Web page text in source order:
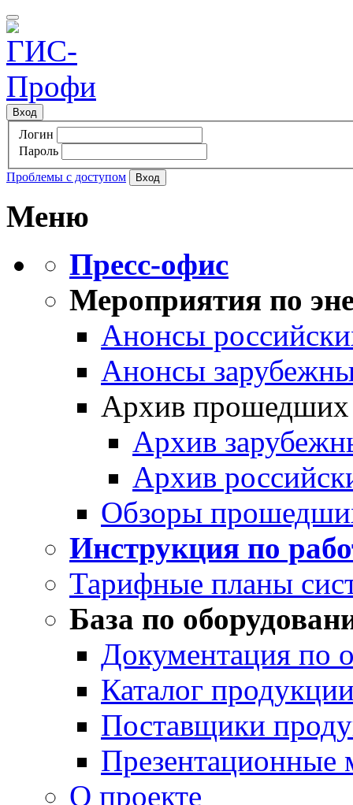
Вход
Логин
Пароль
Проблемы с доступом
Меню
Пресс-офис
Мероприятия по
Анонсы
Анонсы
Архив прошедших
Архив
Архив
Обзоры
Инструкция по
Тарифные планы
База по
Документация по
Каталог
Поставщики
Презентационные
О проекте